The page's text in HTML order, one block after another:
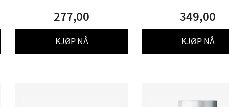
277,00
KJØP NÅ
349,00
KJØP NÅ